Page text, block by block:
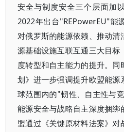
安全与制度安全三个层面加
2022年出台"REPowerEU"能
对俄罗斯的能源依赖、推动清
源基础设施互联互通三大目标
度转型和自主能力的提升。
划》进一步强调提升欧盟能源
球范围内的"韧性、自主性与
能源安全与战略自主深度捆绑
盟通过《关键原材料法案》